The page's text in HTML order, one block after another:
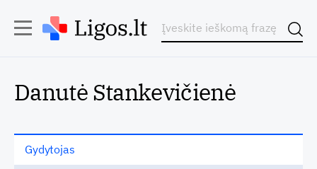
Danutė Stankevičienė
Gydytojas